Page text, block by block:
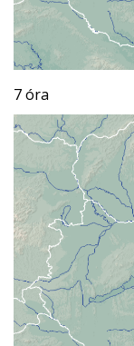
7 óra